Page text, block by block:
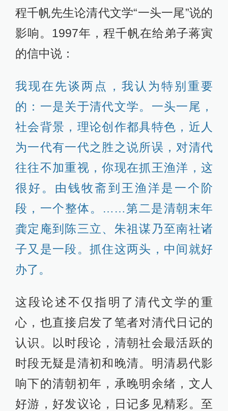
程千帆先生论清代文学“一头一尾”说的
影响。1997年，程千帆在给弟子蒋寅
的信中说：
我现在先谈两点，我认为特别重要
的：一是关于清代文学。一头一尾，
社会背景，理论创作都具特色，近人
为一代有一代之胜之说所误，对清代
往往不加重视，你现在抓王渔洋，这
很好。由钱牧斋到王渔洋是一个阶
段，一个整体。……第二是清朝末年
龚定庵到陈三立、朱祖谋乃至南社诸
子又是一段。抓住这两头，中间就好
办了。
这段论述不仅指明了清代文学的重
心，也直接启发了笔者对清代日记的
认识。以时段论，清朝社会最活跃的
时段无疑是清初和晚清。明清易代影
响下的清朝初年，承晚明余绪，文人
好游，好发议论，日记多见精彩。至